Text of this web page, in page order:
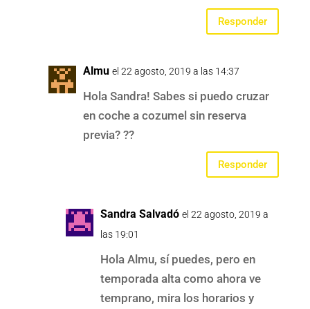
Responder
Almu el 22 agosto, 2019 a las 14:37
Hola Sandra! Sabes si puedo cruzar
en coche a cozumel sin reserva
previa? ??
Responder
Sandra Salvadó el 22 agosto, 2019 a
las 19:01
Hola Almu, sí puedes, pero en
temporada alta como ahora ve
temprano, mira los horarios y